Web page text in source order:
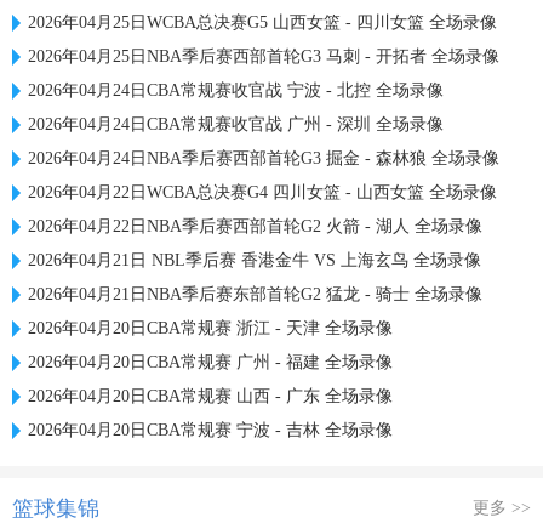
2026年04月25日WCBA总决赛G5 山西女篮 - 四川女篮 全场录像
2026年04月25日NBA季后赛西部首轮G3 马刺 - 开拓者 全场录像
2026年04月24日CBA常规赛收官战 宁波 - 北控 全场录像
2026年04月24日CBA常规赛收官战 广州 - 深圳 全场录像
2026年04月24日NBA季后赛西部首轮G3 掘金 - 森林狼 全场录像
2026年04月22日WCBA总决赛G4 四川女篮 - 山西女篮 全场录像
2026年04月22日NBA季后赛西部首轮G2 火箭 - 湖人 全场录像
2026年04月21日 NBL季后赛 香港金牛 VS 上海玄鸟 全场录像
2026年04月21日NBA季后赛东部首轮G2 猛龙 - 骑士 全场录像
2026年04月20日CBA常规赛 浙江 - 天津 全场录像
2026年04月20日CBA常规赛 广州 - 福建 全场录像
2026年04月20日CBA常规赛 山西 - 广东 全场录像
2026年04月20日CBA常规赛 宁波 - 吉林 全场录像
篮球集锦 更多 >>